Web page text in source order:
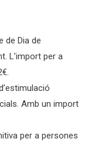
de Dia de
L’import per a
Amb un import
per a persones